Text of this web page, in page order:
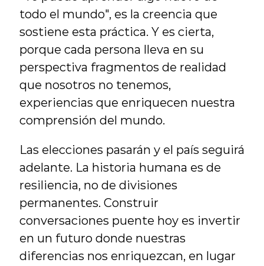
todo el mundo", es la creencia que
sostiene esta práctica. Y es cierta,
porque cada persona lleva en su
perspectiva fragmentos de realidad
que nosotros no tenemos,
experiencias que enriquecen nuestra
comprensión del mundo.
Las elecciones pasarán y el país seguirá
adelante. La historia humana es de
resiliencia, no de divisiones
permanentes. Construir
conversaciones puente hoy es invertir
en un futuro donde nuestras
diferencias nos enriquezcan, en lugar